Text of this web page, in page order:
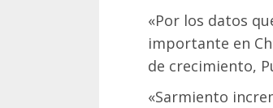
«Por los datos
importante en
de crecimiento,
«Sarmiento